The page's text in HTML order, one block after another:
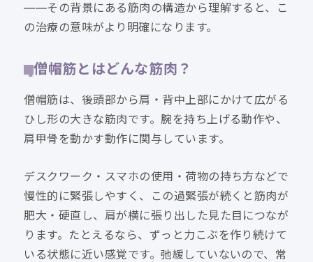
——その背景にある筋肉の構造から理解すると、こ
の治療の意味がより明確になります。
僧帽筋とはどんな筋肉？
僧帽筋は、後頭部から肩・背中上部にかけて広がる
ひし形の大きな筋肉です。腕を持ち上げる動作や、
肩甲骨を動かす動作に関与しています。
デスクワーク・スマホの使用・荷物の持ち方などで
慢性的に緊張しやすく、この過緊張が続くと筋肉が
肥大・硬直し、肩が横に張り出した見た目につなが
ります。たとえるなら、ずっと力こぶを作り続けて
いる状態に近い感覚です。弛緩していないので、常